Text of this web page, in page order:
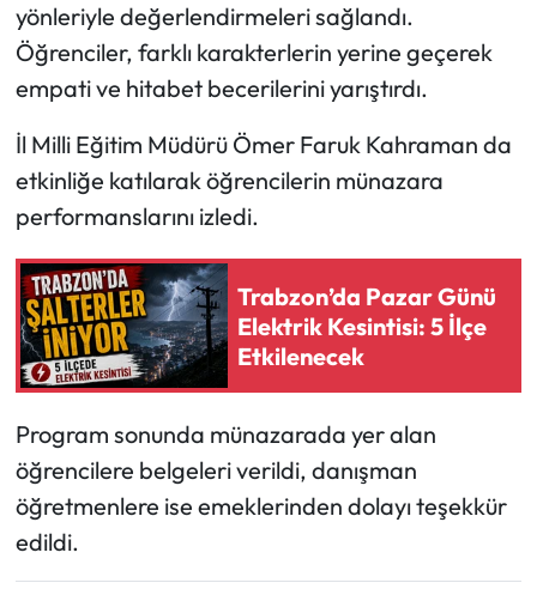
yönleriyle değerlendirmeleri sağlandı.
Öğrenciler, farklı karakterlerin yerine geçerek
empati ve hitabet becerilerini yarıştırdı.
İl Milli Eğitim Müdürü Ömer Faruk Kahraman da
etkinliğe katılarak öğrencilerin münazara
performanslarını izledi.
Trabzon’da Pazar Günü
Elektrik Kesintisi: 5 İlçe
Etkilenecek
Program sonunda münazarada yer alan
öğrencilere belgeleri verildi, danışman
öğretmenlere ise emeklerinden dolayı teşekkür
edildi.
Teknoloji